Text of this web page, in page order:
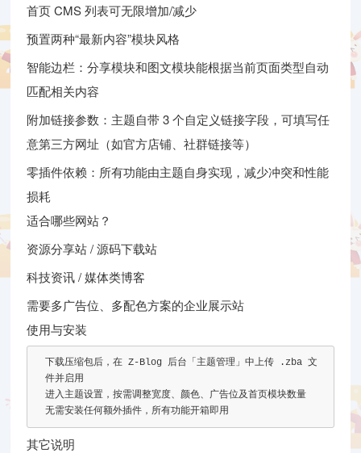
首页 CMS 列表可无限增加/减少
预置两种“最新内容”模块风格
智能边栏：分享模块和图文模块能根据当前页面类型自动
匹配相关内容
附加链接参数：主题自带 3 个自定义链接字段，可填写任
意第三方网址（如官方店铺、社群链接等）
零插件依赖：所有功能由主题自身实现，减少冲突和性能
损耗
适合哪些网站？
资源分享站 / 源码下载站
科技资讯 / 媒体类博客
需要多广告位、多配色方案的企业展示站
使用与安装
下载压缩包后，在 Z-Blog 后台「主题管理」中上传 .zba 文
件并启用
进入主题设置，按需调整宽度、颜色、广告位及首页模块数量
无需安装任何额外插件，所有功能开箱即用
其它说明